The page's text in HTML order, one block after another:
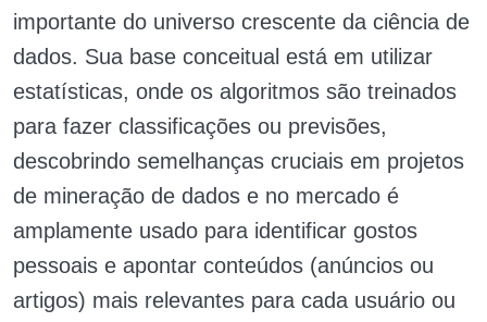
importante do universo crescente da ciência de
dados. Sua base conceitual está em utilizar
estatísticas, onde os algoritmos são treinados
para fazer classificações ou previsões,
descobrindo semelhanças cruciais em projetos
de mineração de dados e no mercado é
amplamente usado para identificar gostos
pessoais e apontar conteúdos (anúncios ou
artigos) mais relevantes para cada usuário ou